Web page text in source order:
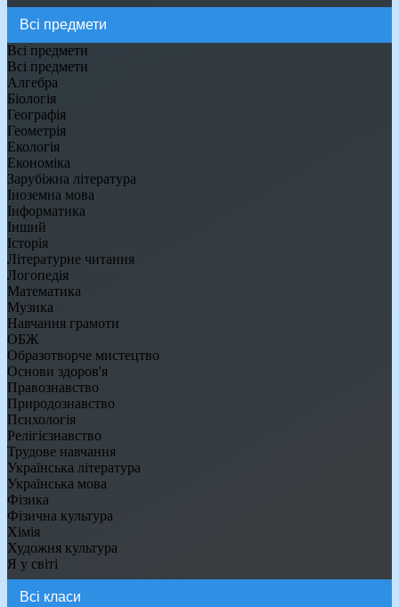
Всі предмети
Всі предмети
Алгебра
Біологія
Географія
Геометрія
Екологія
Економіка
Зарубіжна література
Іноземна мова
Інформатика
Інший
Історія
Літературне читання
Логопедія
Математика
Музика
Навчання грамоти
ОБЖ
Образотворче мистецтво
Основи здоров'я
Правознавство
Природознавство
Психологія
Релігієзнавство
Трудове навчання
Українська література
Українська мова
Фізика
Фізична культура
Хімія
Художня культура
Я у світі